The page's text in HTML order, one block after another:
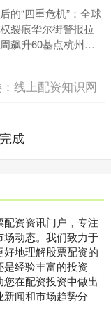
的“四重危机”：全球
裂痕华尔街警报拉
飙升60基点杭州网
场陷入震荡 2025年4
线上配资知识网
成
资资讯门户，专注
动态。我们致力于
地理解股票配资的
经验丰富的投资
在配资投资中做出
闻和市场趋势分